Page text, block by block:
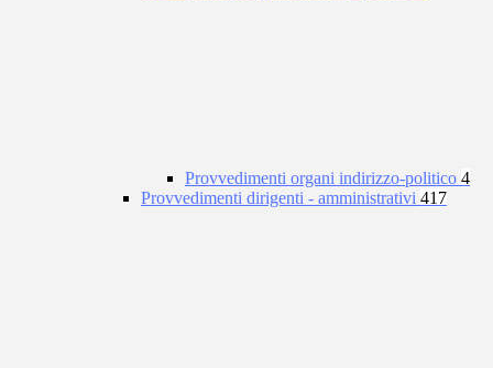
Provvedimenti organi indirizzo-politico 4
Provvedimenti dirigenti - amministrativi 417